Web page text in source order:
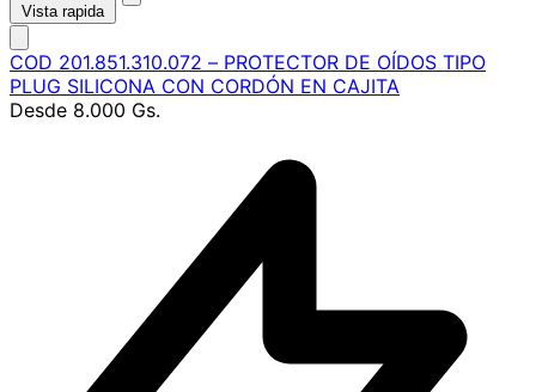
Vista rapida
COD 201.851.310.072 – PROTECTOR DE OÍDOS TIPO
PLUG SILICONA CON CORDÓN EN CAJITA
Desde 8.000 Gs.